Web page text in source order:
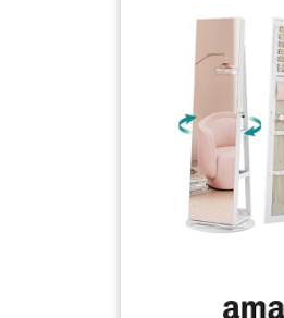
spécifique, offrant une
Design Arche & Cadre
de ce grand miroir mural
moderne et d'esthétique
intérieure. Son cadre
résistant est anti-
exceptionnelle, tout en
l'espace de la pièce où
Pleine Longueur
cristalline et sans
cette glace de haute
une atmosphère ouverte et